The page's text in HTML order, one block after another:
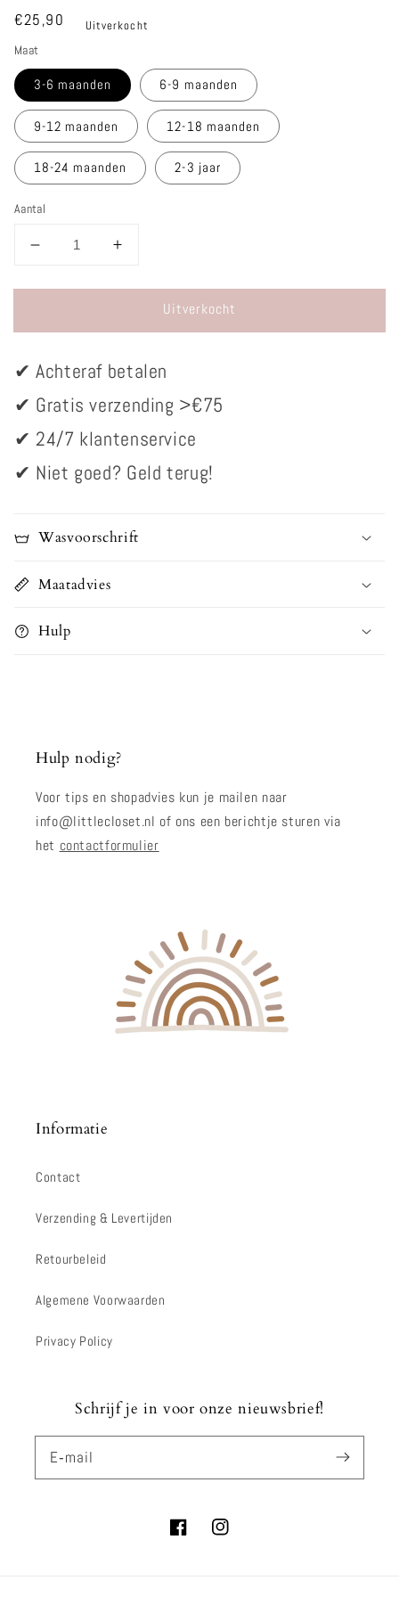
Normale
prijs
€25,90 Uitverkocht
Maat
3-6 maanden 6-9 maanden
9-12 maanden 12-18 maanden
18-24 maanden 2-3 jaar
Aantal
Aantal
voor
-
zwart
Aantal
voor
Blouse
-
zwart
Uitverkocht
✔Achteraf betalen
✔ Gratis verzending >€75
✔24/7 klantenservice
✔ Niet goed? Geld terug!
Wasvoorschrift
Maatadvies
Hulp
Hulp nodig?
Voor tips en shopadvies kun je mailen naar
info@littlecloset.nl of ons een berichtje sturen via
het contactformulier
Informatie
Contact
Verzending & Levertijden
Retourbeleid
Algemene Voorwaarden
Privacy Policy
Schrijf je in voor onze nieuwsbrief!
E‑mail
FacebookInstagram